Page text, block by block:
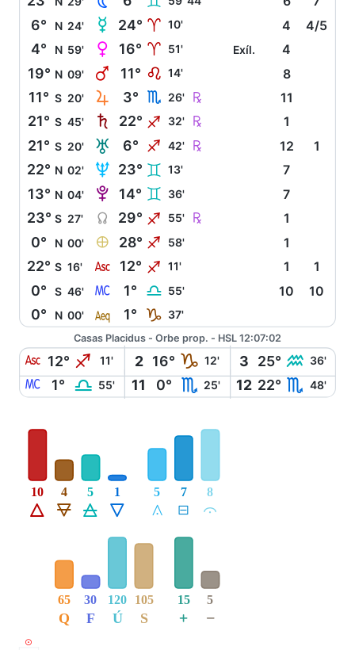
6° N 24' O 24° A 10' 4 4/5
4° N 59' P 16° A 51' Exíl. 4
19° N 09' Q 11° E 14' 8
11° S 20' R 3° H 26' Ç 11
21° S 45' S 22° I 32' Ç 1
21° S 20' T 6° I 42' Ç 12 1
22° N 02' U 23° C 13' 7
13° N 04' V 14° C 36' 7
23° S 27' Y 29° I 55' Ç 1
0° N 00' È 28° I 58' 1
22° S 16' W 12° I 11' 1 1
0° S 46' X 1° G 55' 10 10
0° N 00' l 1° J 37'
Casas Placidus - Orbe prop. - HSL 12:07:02
W 12° I 11' 2 16° J 12' 3 25° K 36'
X 1° G 55' 11 0° H 25' 12 22° H 48'
Á
10
Ë
4
Ô
5
Ê
1
Å
5
É
7
Ă
8
Q
65
F
30
Ú
120
S
105
+
15
−
5
M